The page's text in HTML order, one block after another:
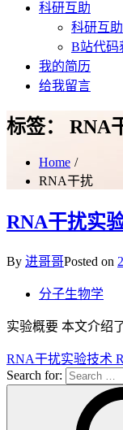
科研互助
科研互
B站代码
我的简历
给我留言
标签： RNA
Home
RNA干扰
RNA干扰实
By 进哥哥Posted on
分子生物学
实验概要 本文介绍
RNA干扰实验技术
Search for: